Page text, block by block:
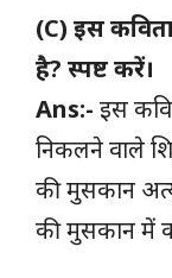
(C) इस
है? स्पष्ट करें।
Ans:- इस
निकलने वाले
की मुसकान
की मुसकान में